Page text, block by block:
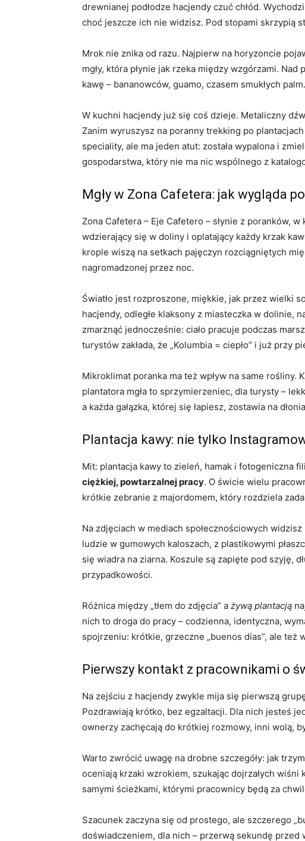
drewnianej podłodze hacjendy czuć chłód.
choć jeszcze ich nie widzisz. Pod stopami skrzypią
Mrok nie znika od razu. Najpierw na horyzoncie
mgły, która płynie jak rzeka między wzgórzami.
kawę – bananowców, guamo, czasem smukłych
W kuchni hacjendy już się coś dzieje. Metaliczny
Zanim wyruszysz na poranny trekking po
speciality, ale ma jeden atut: została wypalona i
gospodarstwa, który nie ma nic wspólnego z
Mgły w Zona Cafetera: jak wygląda
Zona Cafetera – Eje Cafetero – słynie z poranków,
wdzierający się w doliny i oplatający każdy krzak
krople wiszą na setkach pajęczyn rozciągniętych
nagromadzonej przez noc.
Światło jest rozproszone, miękkie, jak przez wielki
hacjendy, odległe klaksony z miasteczka w dolinie,
zmarznąć jednocześnie: ciało pracuje podczas
turystów zakłada, że „Kolumbia = ciepło” i już
Mikroklimat poranka ma też wpływ na same rośliny.
plantatora mgła to sprzymierzeniec, dla turysty –
a każda gałązka, której się łapiesz, zostawia na
Plantacja kawy: nie tylko
Mit: plantacja kawy to zieleń, hamak i fotogeniczna
ciężkiej, powtarzalnej pracy. O świcie wielu
krótkie zebranie z majordomem, który rozdziela
Na zdjęciach w mediach społecznościowych
ludzie w gumowych kaloszach, z plastikowymi
się wiadra na ziarna. Koszule są zapięte pod szyję,
przypadkowości.
Różnica między „tłem do zdjęcia” a żywą plantacją
nich to droga do pracy – codzienna, identyczna,
spojrzeniu: krótkie, grzeczne „buenos días”, ale
Pierwszy kontakt z pracownikami o
Na zejściu z hacjendy zwykle mija się pierwszą
Pozdrawiają krótko, bez egzaltacji. Dla nich jesteś
ownerzy zachęcają do krótkiej rozmowy, inni wolą,
Warto zwrócić uwagę na drobne szczegóły: jak
oceniają krzaki wzrokiem, szukając dojrzałych
samymi ścieżkami, którymi pracownicy będą za
Szacunek zaczyna się od prostego, ale szczerego
doświadczeniem, dla nich – przerwą sekundę